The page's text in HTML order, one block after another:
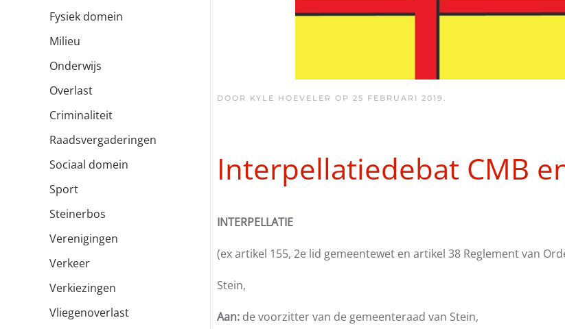
DOOR KYLE HOEVELER OP 25 FEBRUARI 2019 .
Interpellatiedebat CMB
INTERPELLATIE
(ex artikel 155, 2e lid gemeentewet en artikel 38 Reglement van
Stein,
Aan: de voorzitter van de gemeenteraad van Stein,
Fysiek domein
Milieu
Onderwijs
Overlast
Criminaliteit
Raadsvergaderingen
Sociaal domein
Sport
Steinerbos
Verenigingen
Verkeer
Verkiezingen
Vliegenoverlast